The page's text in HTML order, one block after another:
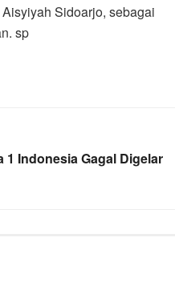
Sidoarjo, sebagai
sp
1 Indonesia Gagal Digelar